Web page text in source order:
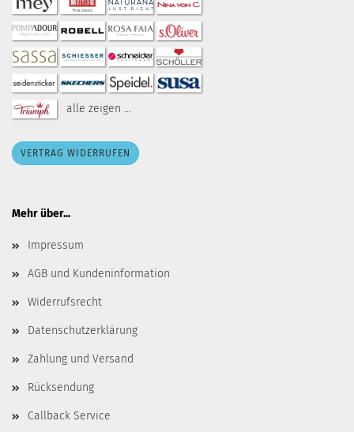
alle zeigen ...
VERTRAG WIDERRUFEN
Mehr über...
Impressum
AGB und Kundeninformation
Widerrufsrecht
Datenschutzerklärung
Zahlung und Versand
Rücksendung
Callback Service